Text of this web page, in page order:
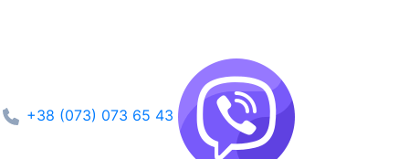
+38 (073) 073 65 43